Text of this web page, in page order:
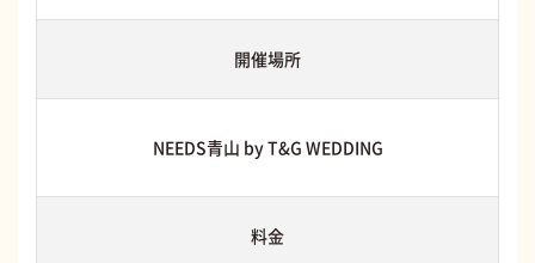
開催場所
NEEDS青山 by T&G WEDDING
料金